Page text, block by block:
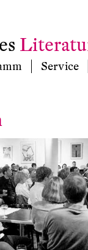
Service